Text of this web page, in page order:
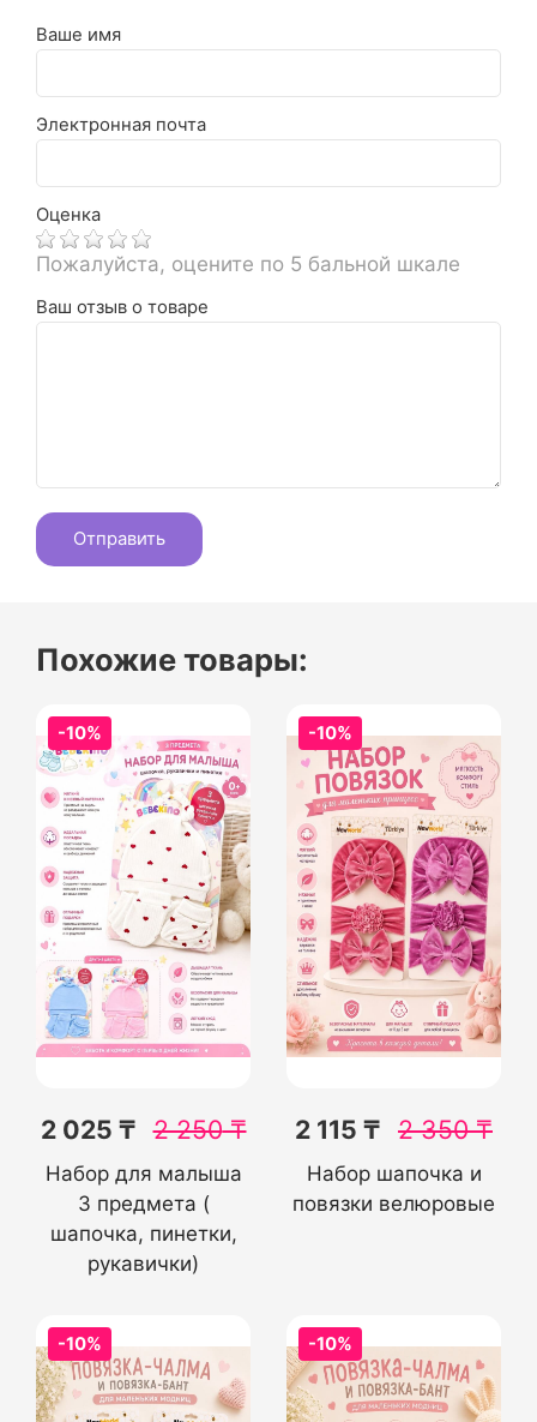
Ваше имя
Электронная почта
Оценка
Пожалуйста, оцените по 5 бальной шкале
Ваш отзыв о товаре
Похожие товары:
-10%
2 025 ₸ 2 250₸
Набор для малыша
3 предмета (
шапочка, пинетки,
рукавички)
-10%
2 115 ₸ 2 350₸
Набор шапочка и
повязки велюровые
-10% -10%